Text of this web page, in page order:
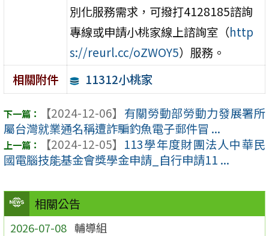
相關公告
2026-07-08 輔導組
別化服務需求，可撥打4128185諮詢
專線或申請小桃家線上諮詢室（http
s://reurl.cc/oZWOY5）服務。
相關附件
11312小桃家
【2024-12-06】 有關勞動部勞動力發展署所
屬台灣就業通名稱遭詐騙釣魚電子郵件冒 ...
【2024-12-05】 113學年度財團法人中華民
國電腦技能基金會獎學金申請_自行申請11 ...